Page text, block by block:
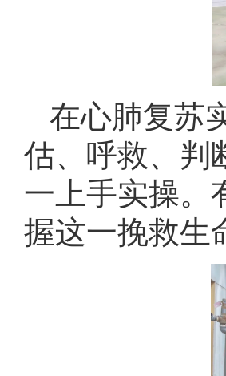
在心肺复苏
估、呼救、判
一上手实操。
握这一挽救生